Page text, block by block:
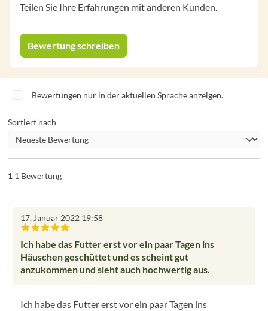
Teilen Sie Ihre Erfahrungen mit anderen Kunden.
Bewertung schreiben
Bewertungen nur in der aktuellen Sprache anzeigen.
Sortiert nach
1 1 Bewertung
17. Januar 2022 19:58
Ich habe das Futter erst vor ein paar Tagen ins
Häuschen geschüttet und es scheint gut
anzukommen und sieht auch hochwertig aus.
Ich habe das Futter erst vor ein paar Tagen ins